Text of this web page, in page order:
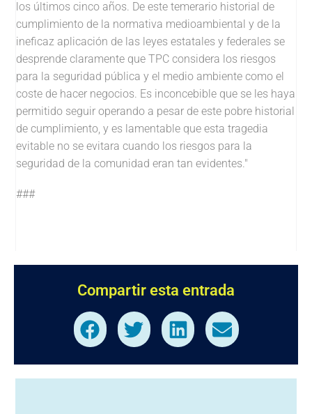
los últimos cinco años. De este temerario historial de
cumplimiento de la normativa medioambiental y de la
ineficaz aplicación de las leyes estatales y federales se
desprende claramente que TPC considera los riesgos
para la seguridad pública y el medio ambiente como el
coste de hacer negocios. Es inconcebible que se les haya
permitido seguir operando a pesar de este pobre historial
de cumplimiento, y es lamentable que esta tragedia
evitable no se evitara cuando los riesgos para la
seguridad de la comunidad eran tan evidentes."
###
Compartir esta entrada